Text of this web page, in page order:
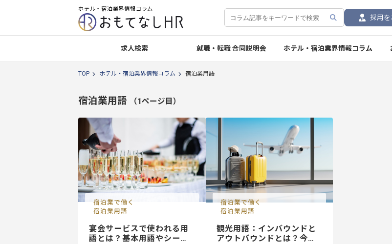
ホテル・宿泊業界情報コラム
採用を
求人検索 就職・転職 合同説明会 ホテル・宿泊業界情報コラム
TOP ホテル・宿泊業界情報コラム 宿泊業用語
宿泊業用語 （1ページ目）
宿泊業で働く
宿泊業用語
宴会サービスで使われる用
語とは？基本用語やシーン
宿泊業で働く
宿泊業用語
観光用語：インバウンドと
アウトバウンドとは？今後